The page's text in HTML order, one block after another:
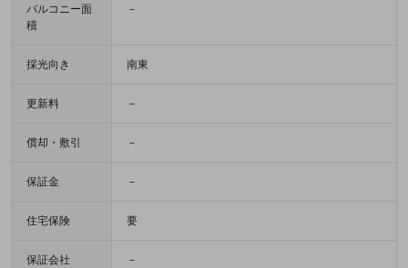
バルコニー面
積
－
採光向き 南東
更新料 －
償却・敷引 －
保証金 －
住宅保険 要
保証会社 －